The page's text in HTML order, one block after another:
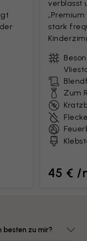
verblasst
stark
Zum
45 € /
zu mir?